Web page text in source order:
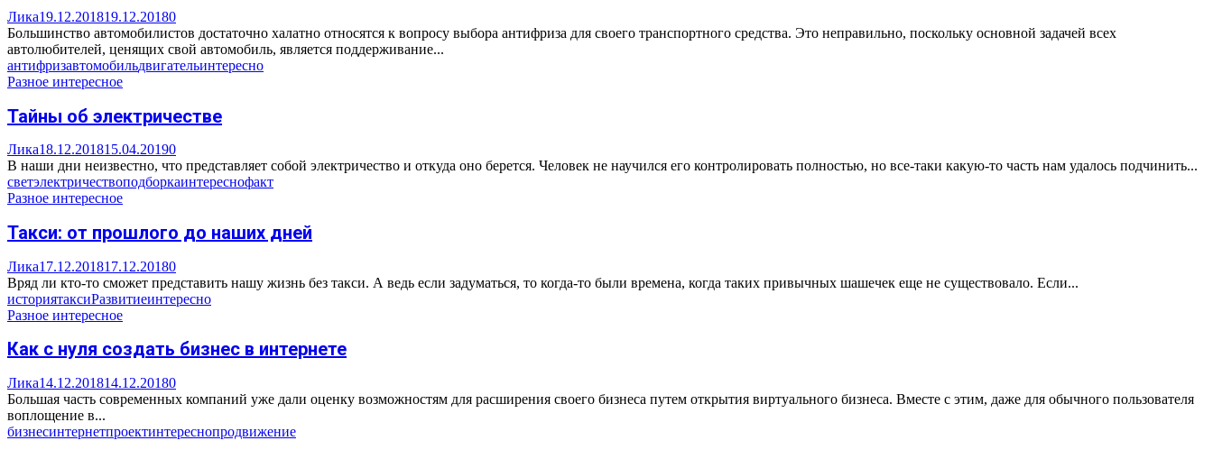
Лика19.12.201819.12.20180
Большинство автомобилистов достаточно халатно относятся к вопросу выбора антифриза для своего транспортного средства. Это неправильно, поскольку основной задачей всех
автолюбителей, ценящих свой автомобиль, является поддерживание...
антифризавтомобильдвигательинтересно
Разное интересное
Тайны об электричестве
Лика18.12.201815.04.20190
В наши дни неизвестно, что представляет собой электричество и откуда оно берется. Человек не научился его контролировать полностью, но все-таки какую-то часть нам удалось подчинить...
светэлектричествоподборкаинтереснофакт
Разное интересное
Такси: от прошлого до наших дней
Лика17.12.201817.12.20180
Вряд ли кто-то сможет представить нашу жизнь без такси. А ведь если задуматься, то когда-то были времена, когда таких привычных шашечек еще не существовало. Если...
историятаксиРазвитиеинтересно
Разное интересное
Как с нуля создать бизнес в интернете
Лика14.12.201814.12.20180
Большая часть современных компаний уже дали оценку возможностям для расширения своего бизнеса путем открытия виртуального бизнеса. Вместе с этим, даже для обычного пользователя
воплощение в...
бизнесинтернетпроектинтереснопродвижение